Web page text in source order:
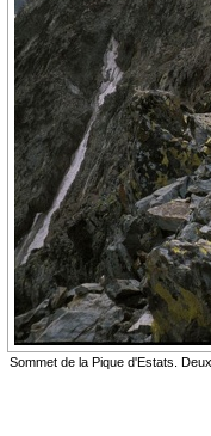
Sommet de la Pique d'Estats.